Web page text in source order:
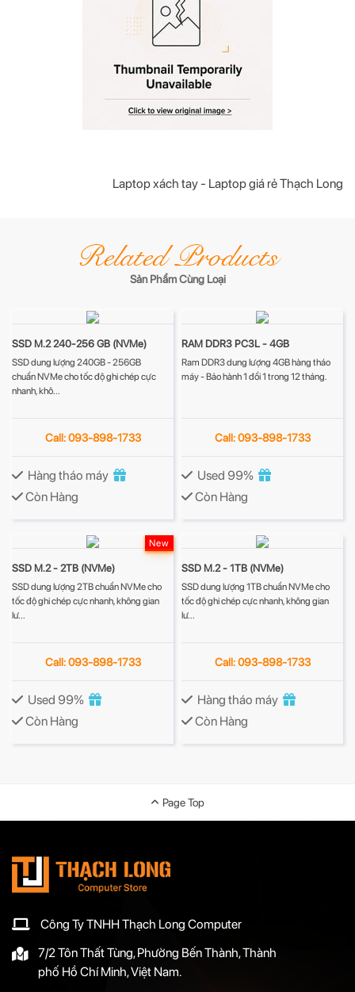
Laptop xách tay - Laptop giá rẻ Thạch Long
Related Products
Sản Phẩm Cùng Loại
SSD M.2 240-256 GB (NVMe)
SSD dung lượng 240GB - 256GB
chuẩn NVMe cho tốc độ ghi chép cực
nhanh, khô...
Call: 093-898-1733
Hàng tháo máy
Còn Hàng
RAM DDR3 PC3L - 4GB
Ram DDR3 dung lượng 4GB hàng tháo
máy - Bảo hành 1 đổi 1 trong 12 tháng.
Call: 093-898-1733
Used 99%
Còn Hàng
SSD M.2 - 2TB (NVMe)
SSD dung lượng 2TB chuẩn NVMe cho
tốc độ ghi chép cực nhanh, không gian
lư...
Call: 093-898-1733
Used 99%
Còn Hàng
New
SSD M.2 - 1TB (NVMe)
SSD dung lượng 1TB chuẩn NVMe cho
tốc độ ghi chép cực nhanh, không gian
lư...
Call: 093-898-1733
Hàng tháo máy
Còn Hàng
Page Top
Công Ty TNHH Thạch Long Computer
7/2 Tôn Thất Tùng, Phường Bến Thành, Thành
phố Hồ Chí Minh, Việt Nam.